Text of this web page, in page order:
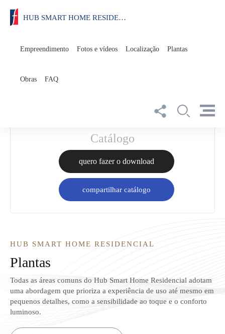
HUB SMART HOME RESIDENCIAL
Empreendimento Fotos e vídeos Localização Plantas
Obras FAQ
compartilhar plantas
Catálogo
quero fazer o download
compartilhar catálogo
HUB SMART HOME RESIDENCIAL
Plantas
Todas as áreas comuns do Hub Smart Home Residencial adotam
uma abordagem que prioriza a experiência de uso até mesmo em
pequenos detalhes, como a sensibilidade ao toque e o conforto
luminoso.